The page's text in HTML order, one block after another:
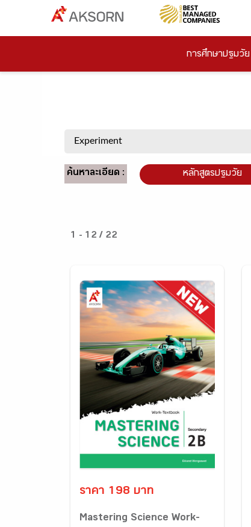
การศึกษาปฐมวัย
ค้นหาละเอียด : หลักสูตรปฐมวัย
1 - 12 / 22
ราคา 198 บาท
Mastering Science Work-